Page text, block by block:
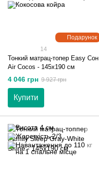
Подарунок
14
Тонкий матрац-топер Easy Сон
Air Cocos - 145х190 см
4 046 грн 9 927 грн
Купити